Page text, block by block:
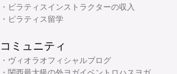
info@yoga-viola.net
上記以外の時間および、日祝につきま
・ピラティスインストラクターの収入
・ピラティス留学
コミュニティ
・ヴィオラオフィシャルブログ